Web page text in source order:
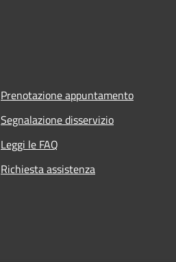
Prenotazione appuntamento
Segnalazione disservizio
Leggi le FAQ
Richiesta assistenza